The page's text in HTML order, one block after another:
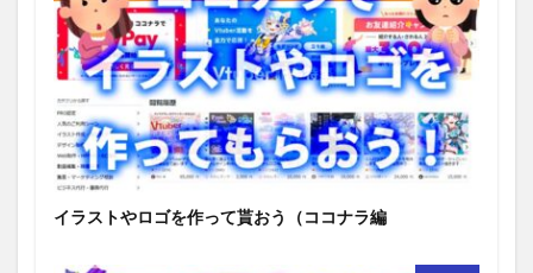
イラストやロゴを作って貰おう（ココナラ編